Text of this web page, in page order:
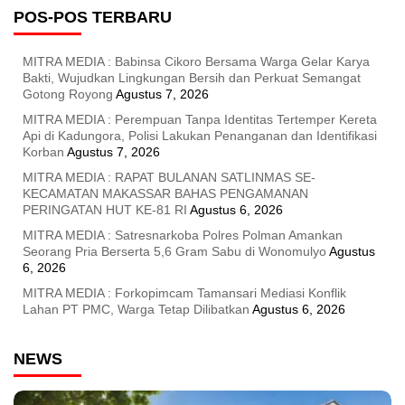
POS-POS TERBARU
MITRA MEDIA : Babinsa Cikoro Bersama Warga Gelar Karya
Bakti, Wujudkan Lingkungan Bersih dan Perkuat Semangat
Gotong Royong Agustus 7, 2026
MITRA MEDIA : Perempuan Tanpa Identitas Tertemper Kereta
Api di Kadungora, Polisi Lakukan Penanganan dan Identifikasi
Korban Agustus 7, 2026
MITRA MEDIA : RAPAT BULANAN SATLINMAS SE-
KECAMATAN MAKASSAR BAHAS PENGAMANAN
PERINGATAN HUT KE-81 RI Agustus 6, 2026
MITRA MEDIA : Satresnarkoba Polres Polman Amankan
Seorang Pria Berserta 5,6 Gram Sabu di WonomulyoAgustus
6, 2026
MITRA MEDIA : Forkopimcam Tamansari Mediasi Konflik
Lahan PT PMC, Warga Tetap Dilibatkan Agustus 6, 2026
NEWS